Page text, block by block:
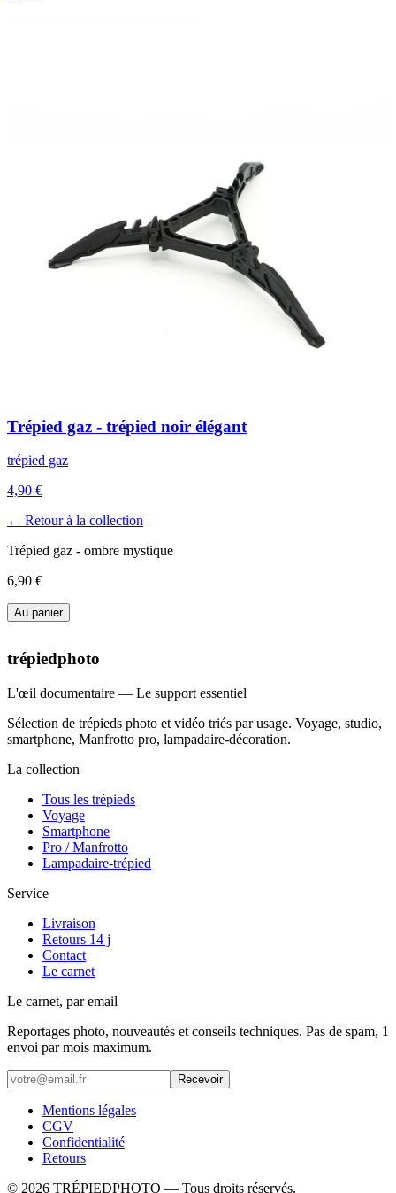
Trépied gaz - trépied noir élégant
trépied gaz
4,90 €
← Retour à la collection
Trépied gaz - ombre mystique
6,90 €
Au panier
trépiedphoto
L'œil documentaire — Le support essentiel
Sélection de trépieds photo et vidéo triés par usage. Voyage, studio,
smartphone, Manfrotto pro, lampadaire-décoration.
La collection
Tous les trépieds
Voyage
Smartphone
Pro / Manfrotto
Lampadaire-trépied
Service
Livraison
Retours 14 j
Contact
Le carnet
Le carnet, par email
Reportages photo, nouveautés et conseils techniques. Pas de spam, 1
envoi par mois maximum.
Recevoir
Mentions légales
CGV
Confidentialité
Retours
© 2026 TRÉPIEDPHOTO — Tous droits réservés.